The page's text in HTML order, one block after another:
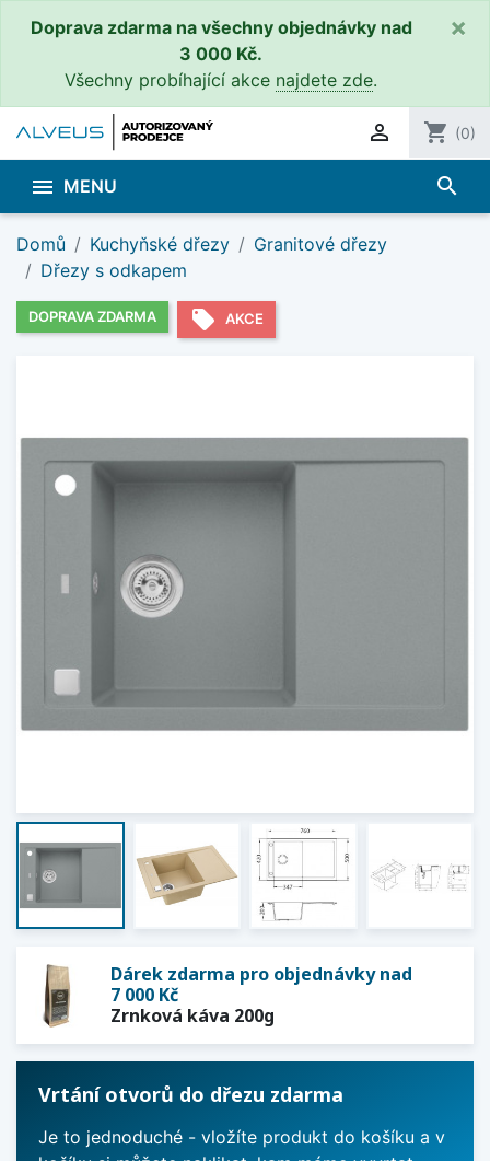
Doprava zdarma na všechny objednávky nad
3 000 Kč.
Všechny probíhající akce najdete zde.
×
 shopping_cart (0)
 MENU search
Domů Kuchyňské dřezy
Granitové dřezy
Dřezy s odkapem
DOPRAVA ZDARMA local_offer AKCE
Dárek zdarma pro objednávky nad
7 000 Kč
Zrnková káva 200g
Vrtání otvorů do dřezu zdarma
Je to jednoduché - vložíte produkt do košíku a v